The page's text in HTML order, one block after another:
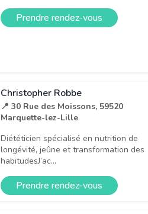
Prendre rendez-vous
Christopher Robbe
📍 30 Rue des Moissons, 59520
Marquette-lez-Lille
Diététicien spécialisé en nutrition de
longévité, jeûne et transformation des
habitudesJ’ac...
Prendre rendez-vous